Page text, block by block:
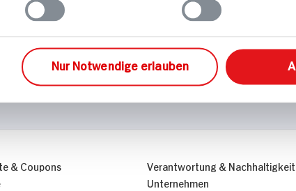
Nur Notwendige erlauben
& Coupons
Verantwortung & Nachhaltigkeit
Unternehmen